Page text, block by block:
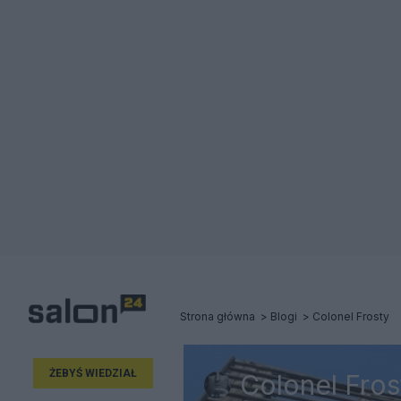
Strona główna Blogi Colonel Frosty
ŻEBYŚ WIEDZIAŁ Colonel